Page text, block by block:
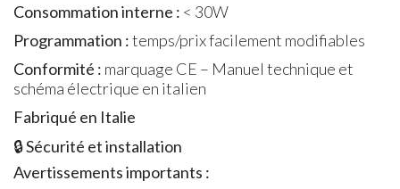
Consommation interne : < 30W
Programmation :temps/prix facilement modifiables
Conformité : marquage CE – Manuel technique et
schéma électrique en italien
Fabriqué en Italie
🔒Sécurité et installation
Avertissements importants :